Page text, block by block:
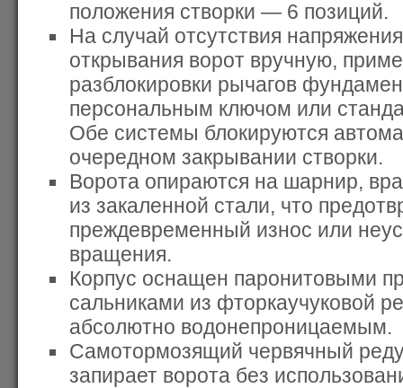
положения створки — 6 позиций.
На случай отсутствия
открывания ворот вручную,
разблокировки рычагов
персональным ключом или
Обе системы блокируются
очередном закрывании створки.
Ворота опираются на шарнир,
из закаленной стали, что
преждевременный износ или
вращения.
Корпус оснащен паронитовыми
сальниками из фторкаучуковой
абсолютно водонепроницаемым.
Самотормозящий червячный
запирает ворота без